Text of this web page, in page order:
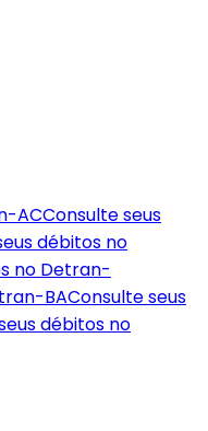
ACConsulte seus
débitos no
no Detran-
BAConsulte seus
débitos no